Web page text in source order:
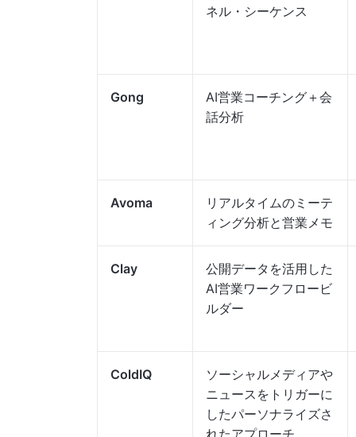
ネル・シーケンス
Gong
AI営業コーチング＋会
話分析
Avoma
リアルタイムのミーテ
ィング分析と営業メモ
Clay
公開データを活用した
AI営業ワークフロービ
ルダー
ColdIQ
ソーシャルメディアや
ニュースをトリガーに
したパーソナライズさ
れたアプローチ